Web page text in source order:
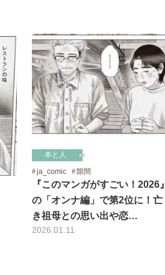
本と人
ja_comic
隙間
『このマンガがすごい！2026』
の「オンナ編」で第2位に！亡
き祖母との思い出や恋…
2026.01.11